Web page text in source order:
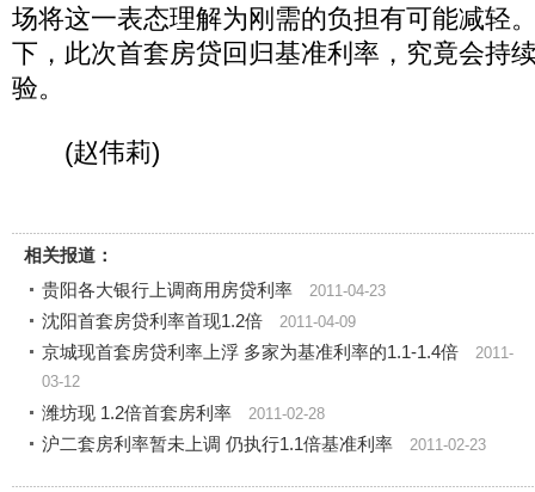
场将这一表态理解为刚需的负担有可能减轻
下，此次首套房贷回归基准利率，究竟会持
验。
(赵伟莉)
相关报道：
贵阳各大银行上调商用房贷利率
2011-04-23
沈阳首套房贷利率首现1.2倍 2011-04-09
京城现首套房贷利率上浮 多家为基准利率的1.1-1.4倍 2011-
03-12
潍坊现 1.2倍首套房利率
2011-02-28
沪二套房利率暂未上调 仍执行1.1倍基准利率 2011-02-23